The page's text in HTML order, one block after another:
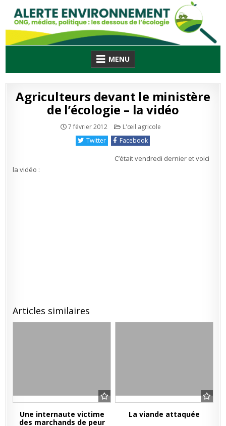
content
MENU
Agriculteurs devant le ministère
de l’écologie – la vidéo
7 février 2012 Publié
L'œil agricole
Twitter
Facebook
C’était vendredi dernier et voici
la vidéo :
Articles similaires
Une internaute victime
des marchands de peur
La viande attaquée